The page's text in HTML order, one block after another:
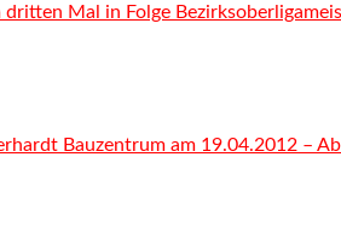
dritten Mal in Folge
Bauzentrum am 19.04.2012 –